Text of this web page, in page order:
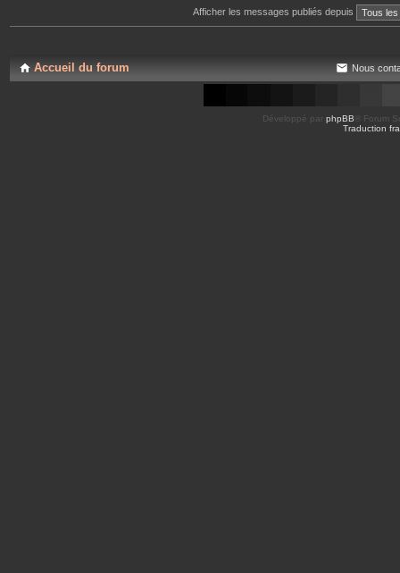
Afficher les messages publiés depuis
Accueil du forum Nous
Développé par phpBB ® Forum
Traduction